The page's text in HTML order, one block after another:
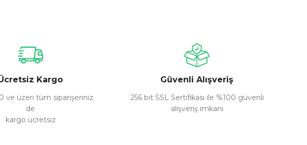
Kargo
ve üzeri tüm siparişeriniz
de
kargo ücretsiz
Güvenli Alışveriş
256 bit SSL Sertifikası ile %100 güvenli
alışveriş imkanı